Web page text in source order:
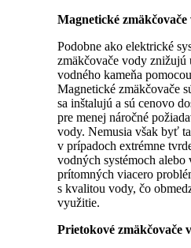
Magnetické zmäkčovače
Podobne ako elektrické
zmäkčovače vody znižujú
vodného kameňa
Magnetické zmäkčovače
sa inštalujú a sú cenovo
pre menej náročné
vody. Nemusia však byť
v prípadoch extrémne
vodných systémoch alebo
prítomných viacero
s kvalitou vody, čo
využitie.
Prietokové zmäkčovače